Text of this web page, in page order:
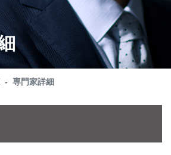
専門家詳細